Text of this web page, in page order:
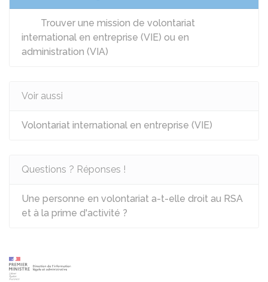
Trouver une mission de volontariat
international en entreprise (VIE) ou en
administration (VIA)
Voir aussi
Volontariat international en entreprise (VIE)
Questions ? Réponses !
Une personne en volontariat a-t-elle droit au RSA
et à la prime d'activité ?